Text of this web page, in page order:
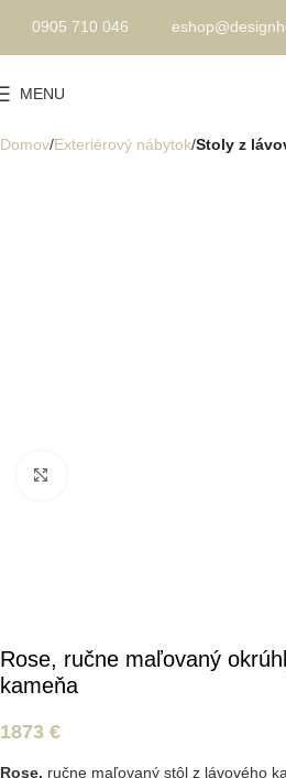
MENU
Domov Exteriérový nábytok Stoly z
Rose, ručne maľovaný
kameňa
1873 €
Rose, ručne maľovaný stôl z lávového
0905 710 046